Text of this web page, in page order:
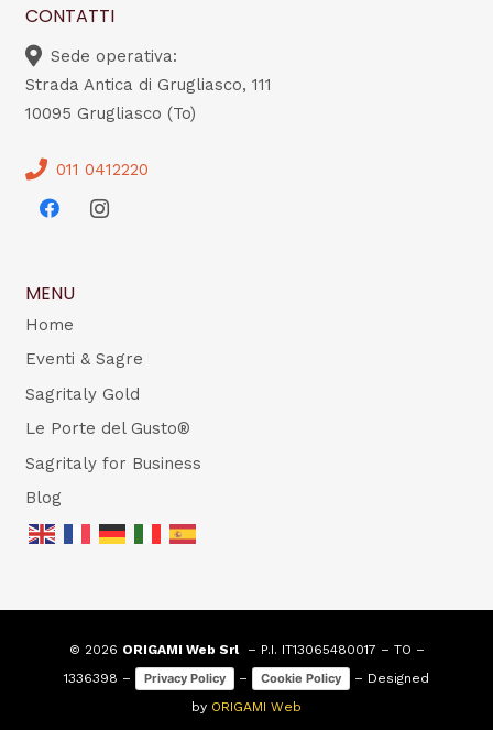
CONTATTI
Sede operativa:
Strada Antica di Grugliasco, 111
10095 Grugliasco (To)
011 0412220
MENU
Home
Eventi & Sagre
Sagritaly Gold
Le Porte del Gusto®
Sagritaly for Business
Blog
© 2026 ORIGAMI Web Srl– P.I. IT13065480017 – TO –
1336398 –
Privacy Policy – Cookie Policy
– Designed
by ORIGAMI Web